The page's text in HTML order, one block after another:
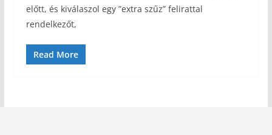
előtt, és kiválaszol egy ”extra szűz” felirattal
rendelkezőt,
Read More